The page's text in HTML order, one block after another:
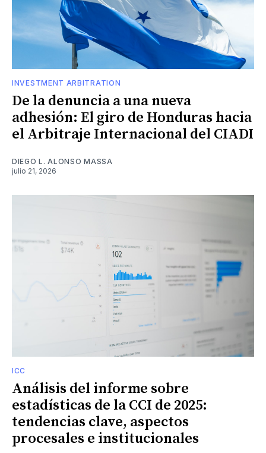
INVESTMENT ARBITRATION
De la denuncia a una nueva
adhesión: El giro de Honduras hacia
el Arbitraje Internacional del CIADI
DIEGO L. ALONSO MASSA
julio 21, 2026
ICC
Análisis del informe sobre
estadísticas de la CCI de 2025:
tendencias clave, aspectos
procesales e institucionales